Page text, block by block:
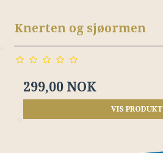
Knerten og sjøormen
299,00 NOK
VIS PRODUKT